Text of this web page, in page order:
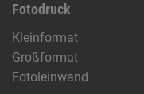
Fotodruck
Kleinformat
Großformat
Fotoleinwand